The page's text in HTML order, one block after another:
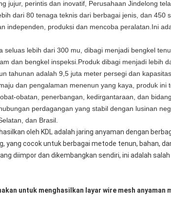
jujur, perintis dan inovatif, Perusahaan Jindelong
dari 80 tenaga teknis dari berbagai jenis, dan 450
independen, produksi dan mencoba peralatan.Ini
seluas lebih dari 300 mu, dibagi menjadi bengkel
dan bengkel inspeksi.Produk dibagi menjadi lebih
tahunan adalah 9,5 juta meter persegi dan
dan pengalaman menenun yang kaya, produk ini
obatan, penerbangan, kedirgantaraan, dan
perdagangan yang stabil dengan lusinan
dan Brasil.
oleh KDL adalah jaring anyaman dengan
yang cocok untuk berbagai metode tenun, bahan,
diimpor dan dikembangkan sendiri, ini adalah
untuk menghasilkan layar wire mesh anyaman